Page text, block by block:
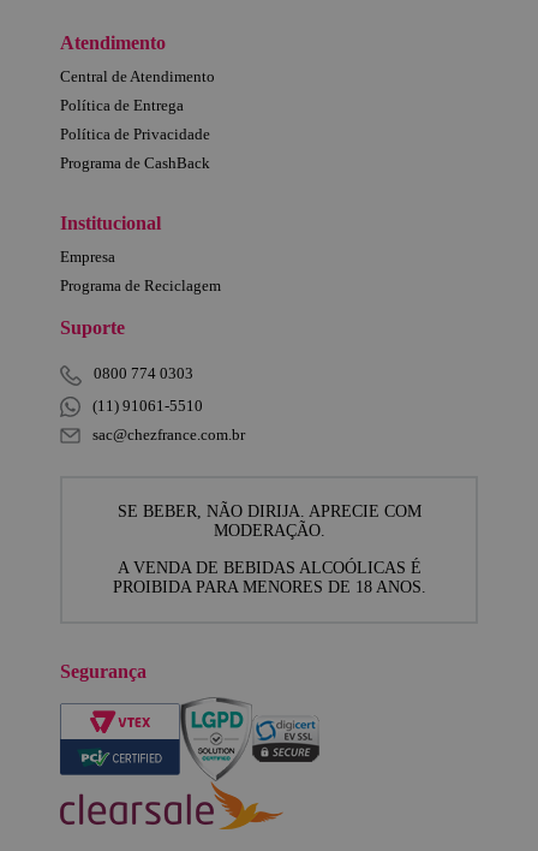
Atendimento
Central de Atendimento
Política de Entrega
Política de Privacidade
Programa de CashBack
Institucional
Empresa
Programa de Reciclagem
Suporte
0800 774 0303
(11) 91061-5510
sac@chezfrance.com.br
SE BEBER, NÃO DIRIJA. APRECIE COM
MODERAÇÃO.
A VENDA DE BEBIDAS ALCOÓLICAS É
PROIBIDA PARA MENORES DE 18 ANOS.
Segurança